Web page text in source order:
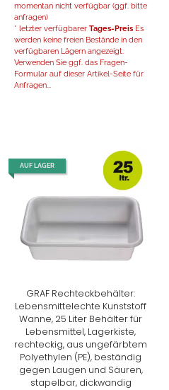
momentan nicht verfügbar (ggf. bitte
anfragen)
* letzter verfügbarer Tages-Preis Es
werden keine freien Bestände in den
verfügbaren Lägern angezeigt.
Verwenden Sie ggf. das Fragen-
Formular auf dieser Artikel-Seite für
Anfragen...
AUF LAGER
GRAF Rechteckbehälter:
Lebensmittelechte Kunststoff
Wanne, 25 Liter Behälter für
Lebensmittel, Lagerkiste,
rechteckig, aus ungefärbtem
Polyethylen (PE), beständig
gegen Laugen und Säuren,
stapelbar, dickwandig